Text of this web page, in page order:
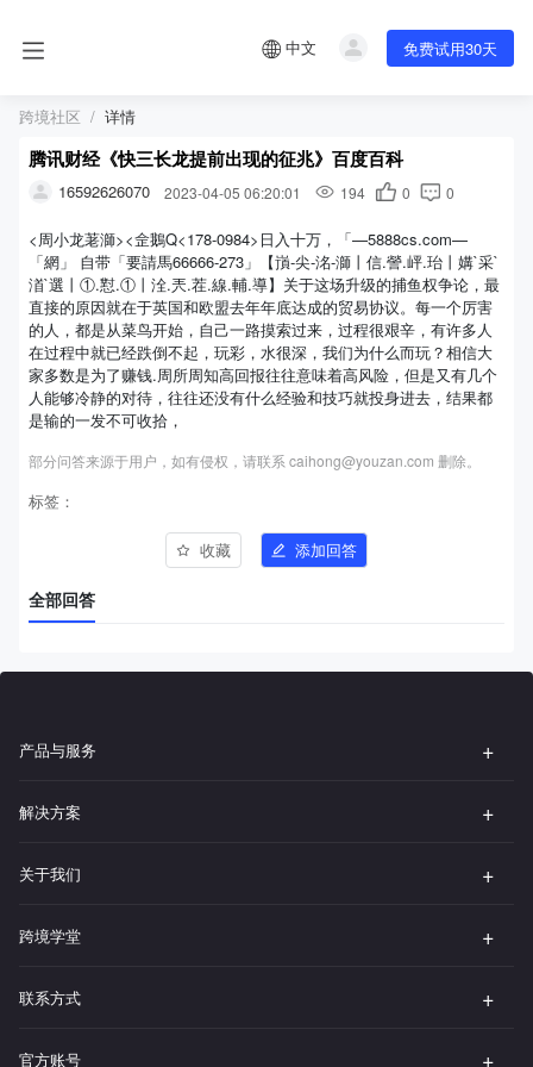
中文 免费试用30天
跨境社区 详情
腾讯财经《快三长龙提前出现的征兆》百度百科
16592626070 2023-04-05 06:20:01 194 0 0
<周小龙荖溮><佱鵝Q<178-0984>日入十万，「—5888cs.com—
「網」 自带「要請馬66666-273」【嵿-尖-洺-溮丨信.謍.岼.珆丨媾`采`
渞`選丨①.懟.①丨洤.兲.茬.線.輔.導】关于这场升级的捕鱼权争论，最
直接的原因就在于英国和欧盟去年年底达成的贸易协议。每一个厉害
的人，都是从菜鸟开始，自己一路摸索过来，过程很艰辛，有许多人
在过程中就已经跌倒不起，玩彩，水很深，我们为什么而玩？相信大
家多数是为了赚钱.周所周知高回报往往意味着高风险，但是又有几个
人能够冷静的对待，往往还没有什么经验和技巧就投身进去，结果都
是输的一发不可收拾，
部分问答来源于用户，如有侵权，请联系 caihong@youzan.com 删除。
标签：
收藏 添加回答
全部回答
产品与服务
解决方案
关于我们
跨境学堂
联系方式
官方账号